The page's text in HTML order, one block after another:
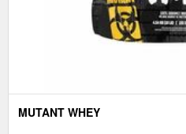
MUTANT WHEY